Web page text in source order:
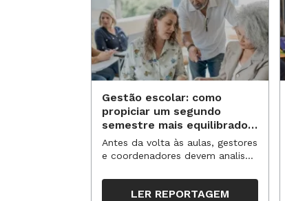
Gestão escolar: como
propiciar um segundo
semestre mais equilibrado
para os professores?
Antes da volta às aulas, gestores
e coordenadores devem analisar
organizar ações para orientar o
trabalho pedagógico ao longo
LER REPORTAGEM